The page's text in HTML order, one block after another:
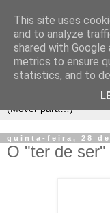
quinta-feira, 28
O "ter de
This site uses
and to analyze
shared with
metrics to ensure
statistics, and to